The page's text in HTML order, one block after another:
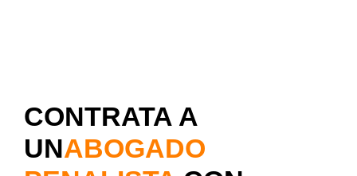
CONTRATA A
UNABOGADO